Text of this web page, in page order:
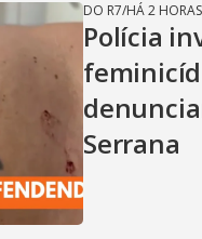
DO R7/HÁ 2 HORAS
Polícia
Serrana